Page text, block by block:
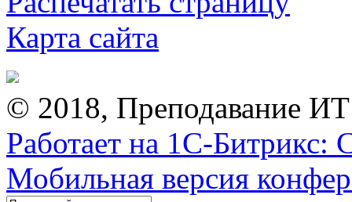
Карта сайта
© 2018, Преподавание
Работает на 1С-Битрикс:
Мобильная версия